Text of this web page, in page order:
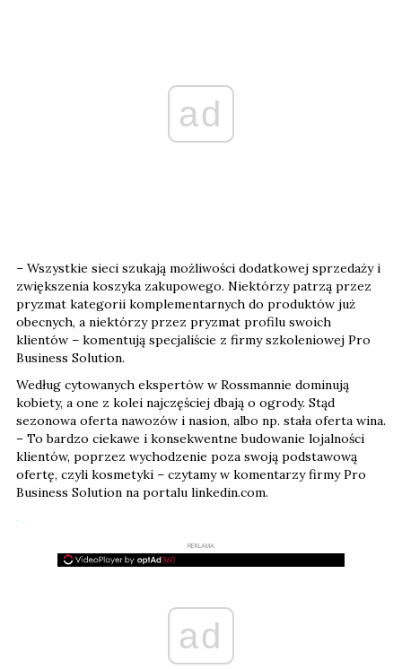
ad
– Wszystkie sieci szukają możliwości dodatkowej sprzedaży i
zwiększenia koszyka zakupowego. Niektórzy patrzą przez
pryzmat kategorii komplementarnych do produktów już
obecnych, a niektórzy przez pryzmat profilu swoich
klientów – komentują specjaliście z firmy szkoleniowej Pro
Business Solution.
Według cytowanych ekspertów w Rossmannie dominują
kobiety, a one z kolei najczęściej dbają o ogrody. Stąd
sezonowa oferta nawozów i nasion, albo np. stała oferta wina.
– To bardzo ciekawe i konsekwentne budowanie lojalności
klientów, poprzez wychodzenie poza swoją podstawową
ofertę, czyli kosmetyki – czytamy w komentarzy firmy Pro
Business Solution na portalu linkedin.com.
REKLAMA
ad